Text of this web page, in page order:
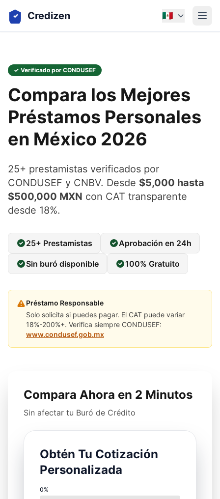
Credizen 🇲🇽
✓ Verificado por CONDUSEF
Compara los Mejores
Préstamos Personales
en México 2026
25+ prestamistas verificados por
CONDUSEF y CNBV. Desde $5,000 hasta
$500,000 MXN con CAT transparente
desde 18%.
25+ Prestamistas Aprobación en 24h
Sin buró disponible 100% Gratuito
Préstamo Responsable
Solo solicita si puedes pagar. El CAT puede variar
18%-200%+. Verifica siempre CONDUSEF:
www.condusef.gob.mx
Compara Ahora en 2 Minutos
Sin afectar tu Buró de Crédito
Obtén Tu Cotización
Personalizada
0%